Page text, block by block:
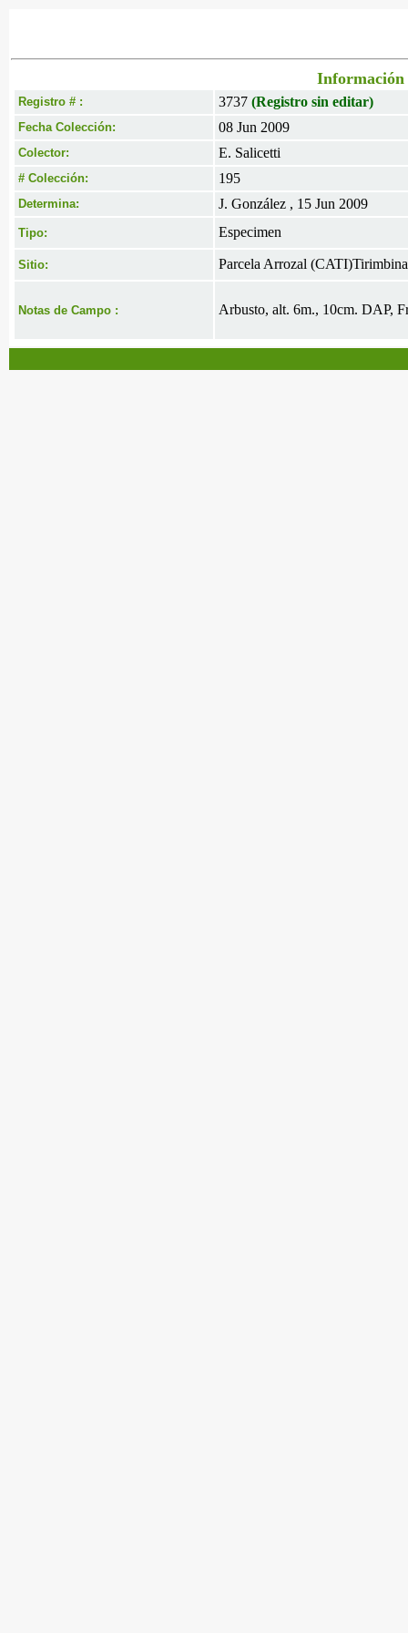
Información
Registro # : 3737 (Registro sin editar)
Fecha Colección: 08 Jun 2009
Colector: E. Salicetti
# Colección: 195
Determina: J. González , 15 Jun 2009
Tipo: Especimen
Sitio: Parcela Arrozal
Notas de Campo : Arbusto, alt. 6m., 10cm. DAP,